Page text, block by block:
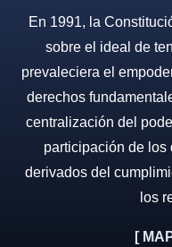
En 1991, la
sobre el ideal de
prevaleciera el
derechos
centralización del
participación de los
derivados del
los
[